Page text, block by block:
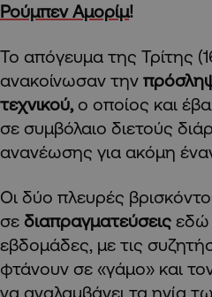
Ρούμπεν Αμορίμ!
Το απόγευμα της Τρίτης
ανακοίνωσαν την
τεχνικού, ο οποίος και
σε συμβόλαιο διετούς
ανανέωσης για ακόμη
Οι δύο πλευρές
σε διαπραγματεύσεις εδώ
εβδομάδες, με τις
φτάνουν σε «γάμο» και
να αναλαμβάνει τα ηνία